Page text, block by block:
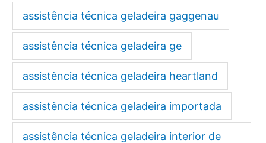
assistência técnica geladeira gaggenau
assistência técnica geladeira ge
assistência técnica geladeira heartland
assistência técnica geladeira importada
assistência técnica geladeira interior de